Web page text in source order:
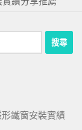
鐵窗安裝實績